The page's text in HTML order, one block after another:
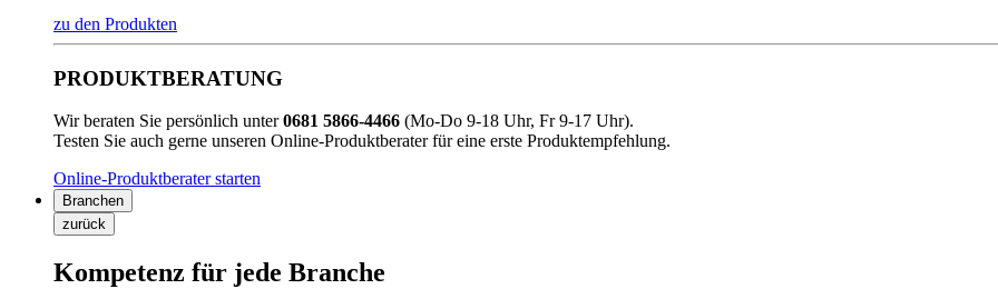
zu den Produkten
PRODUKTBERATUNG
Wir beraten Sie persönlich unter0681 5866-4466 (Mo-Do 9-18 Uhr, Fr 9-17 Uhr).
Testen Sie auch gerne unseren Online-Produktberater für eine erste Produktempfehlung.
Online-Produktberater starten
Branchen
zurück
Kompetenz für jede Branche